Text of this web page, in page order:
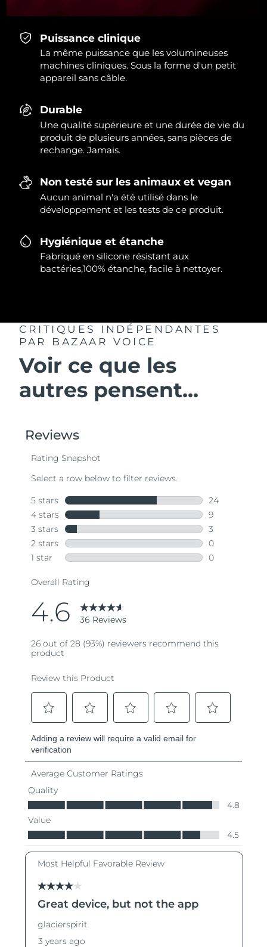
Puissance clinique
La même puissance que les volumineuses
machines cliniques. Sous la forme d'un petit
appareil sans câble.
Durable
Une qualité supérieure et une durée de vie du
produit de plusieurs années, sans pièces de
rechange. Jamais.
Non testé sur les animaux et vegan
Aucun animal n'a été utilisé dans le
développement et les tests de ce produit.
Hygiénique et étanche
Fabriqué en silicone résistant aux
bactéries,100% étanche, facile à nettoyer.
CRITIQUES INDÉPENDANTES
PAR BAZAAR VOICE
Voir ce que les
autres pensent...